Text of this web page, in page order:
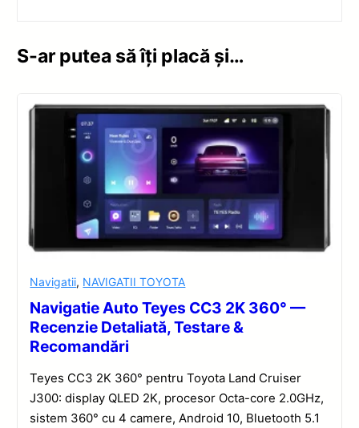
S-ar putea să îți placă și…
Navigatii, NAVIGATII TOYOTA
Navigatie Auto Teyes CC3 2K 360° —
Recenzie Detaliată, Testare &
Recomandări
Teyes CC3 2K 360° pentru Toyota Land Cruiser
J300: display QLED 2K, procesor Octa-core 2.0GHz,
sistem 360° cu 4 camere, Android 10, Bluetooth 5.1